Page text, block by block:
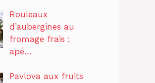
Rouleaux
d’aubergines au
fromage frais :
apé…
Pavlova aux fruits